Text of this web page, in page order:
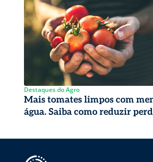
Destaques do Agro
Mais tomates limpos com
água. Saiba como reduzir